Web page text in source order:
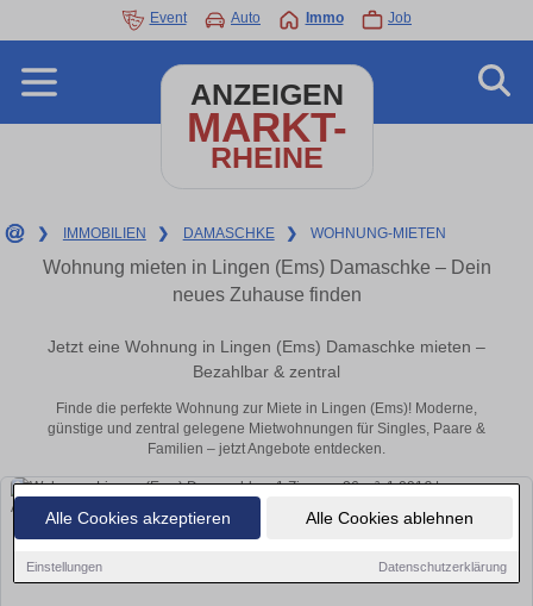
Alle Cookies akzeptieren Alle Cookies ablehnen
Einstellungen Datenschutzerklärung
Event Auto Immo Job
ANZEIGEN
MARKT-
RHEINE
❯ IMMOBILIEN ❯ DAMASCHKE ❯ WOHNUNG-MIETEN
Wohnung mieten in Lingen (Ems) Damaschke – Dein
neues Zuhause finden
Jetzt eine Wohnung in Lingen (Ems) Damaschke mieten –
Bezahlbar & zentral
Finde die perfekte Wohnung zur Miete in Lingen (Ems)! Moderne,
günstige und zentral gelegene Mietwohnungen für Singles, Paare &
Familien – jetzt Angebote entdecken.